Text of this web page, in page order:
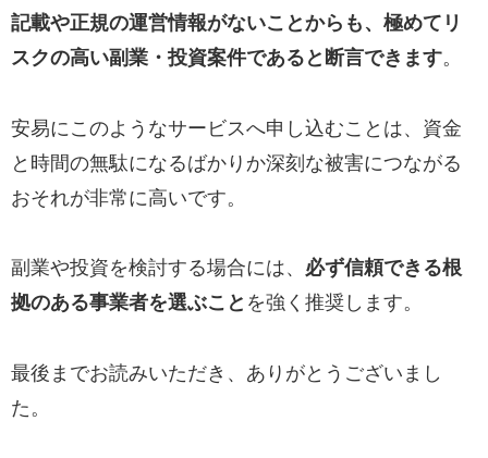
記載や正規の運営情報がないことからも、極めてリ
スクの高い副業・投資案件であると断言できます。
安易にこのようなサービスへ申し込むことは、資金
と時間の無駄になるばかりか深刻な被害につながる
おそれが非常に高いです。
副業や投資を検討する場合には、 必ず信頼できる根
拠のある事業者を選ぶこと を強く推奨します。
最後までお読みいただき、ありがとうございまし
た。